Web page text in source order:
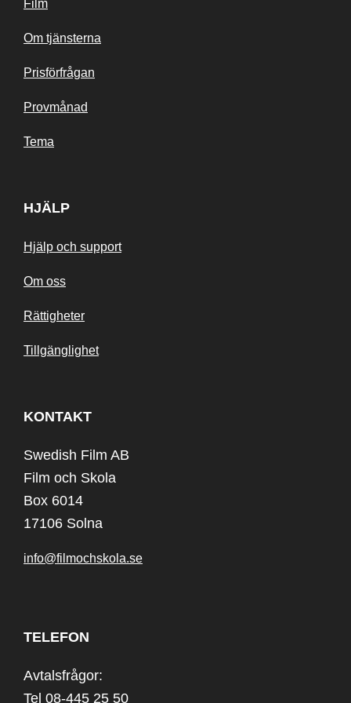
Film
Om tjänsterna
Prisförfrågan
Provmånad
Tema
HJÄLP
Hjälp och support
Om oss
Rättigheter
Tillgänglighet
KONTAKT
Swedish Film AB
Film och Skola
Box 6014
17106 Solna
info@filmochskola.se
TELEFON
Avtalsfrågor:
Tel 08-445 25 50